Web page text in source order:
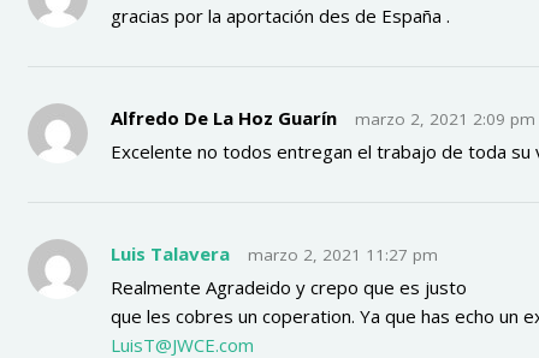
gracias por la aportación des de España .
Alfredo De La Hoz Guarín marzo 2, 2021 2:09 pm
Excelente no todos entregan el trabajo de toda su
Luis Talavera marzo 2, 2021 11:27 pm
Realmente Agradeido y crepo que es justo
que les cobres un coperation. Ya que has echo un
LuisT@JWCE.com